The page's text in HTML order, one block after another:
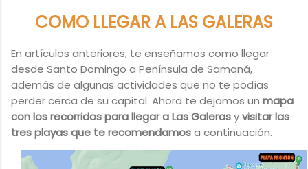
COMO LLEGAR A LAS GALERAS
En artículos anteriores, te enseñamos como llegar
desde Santo Domingo a Península de Samaná,
además de algunas actividades que no te podías
perder cerca de su capital. Ahora te dejamos un mapa
con los recorridos para llegar a Las Galerasyvisitar las
tres playas que te recomendamosa continuación.